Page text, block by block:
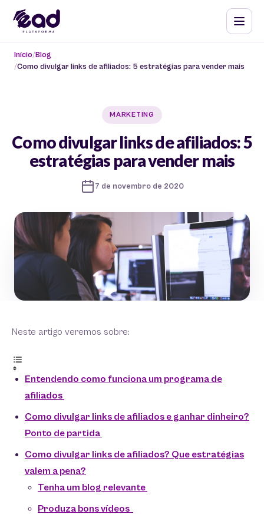
Início Blog
Como divulgar links de afiliados: 5 estratégias para vender mais
MARKETING
Como divulgar links de afiliados: 5
estratégias para vender mais
7 de novembro de 2020
Neste artigo veremos sobre:
Entendendo como funciona um programa de
afiliados
Como divulgar links de afiliados e ganhar dinheiro?
Ponto de partida
Como divulgar links de afiliados? Que estratégias
valem a pena?
Tenha um blog relevante
Produza bons vídeos